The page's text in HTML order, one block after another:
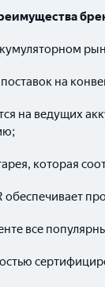
на
на ведущих
которая
обеспечивает
все